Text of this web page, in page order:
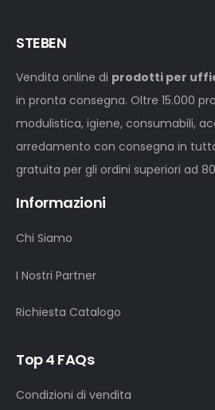
STEBEN
Vendita online di prodotti per
in pronta consegna. Oltre 15.000
modulistica, igiene, consumabili,
arredamento con consegna in
gratuita per gli ordini superiori ad
Informazioni
Chi Siamo
I Nostri Partner
Richiesta Catalogo
Top 4 FAQs
Condizioni di vendita